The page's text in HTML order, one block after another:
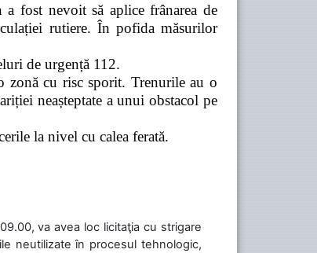
fost nevoit să aplice frânarea de
rutiere. În pofida măsurilor
de urgență 112.
zonă cu risc sporit. Trenurile au o
neașteptate a unui obstacol pe
la nivel cu calea ferată.
va avea loc licitaţia cu strigare
neutilizate în procesul tehnologic,